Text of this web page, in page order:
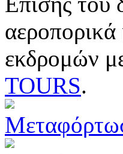
αεροπορικά
εκδρομών
TOURS.